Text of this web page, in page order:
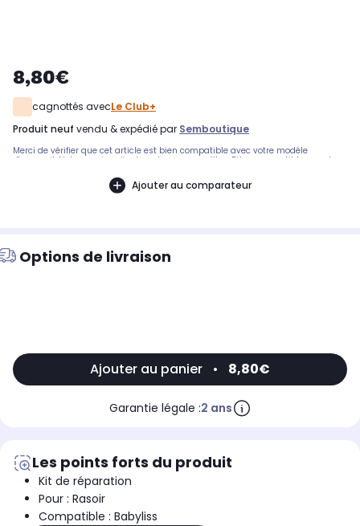
8,80€
cagnottés avecLe Club+
produit neuf vendu & expédié par Semboutique
Merci de vérifier que cet article est bien compatible avec votre modèle
d'appareil. Notre service client peut vous conseiller. .Pièce compatible avec les
Ajouter au comparateur
Options de livraison
Ajouter au panier • 8,80€
Garantie légale :2 ans
Les points forts du produit
Kit de réparation
Pour : Rasoir
Compatible : Babyliss